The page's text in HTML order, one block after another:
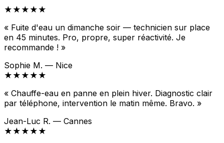
★★★★★
« Fuite d'eau un dimanche soir — technicien sur place
en 45 minutes. Pro, propre, super réactivité. Je
recommande ! »
Sophie M. — Nice
★★★★★
« Chauffe-eau en panne en plein hiver. Diagnostic clair
par téléphone, intervention le matin même. Bravo. »
Jean-Luc R. — Cannes
★★★★★